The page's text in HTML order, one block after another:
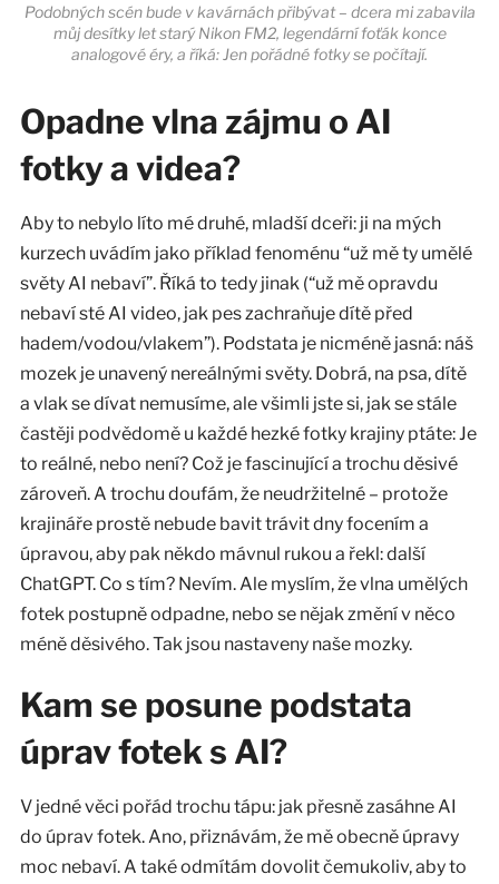
Podobných scén bude v kavárnách přibývat – dcera mi zabavila
můj desítky let starý Nikon FM2, legendární foťák konce
analogové éry, a říká: Jen pořádné fotky se počítají.
Opadne vlna zájmu o AI
fotky a videa?
Aby to nebylo líto mé druhé, mladší dceři: ji na mých
kurzech uvádím jako příklad fenoménu “už mě ty umělé
světy AI nebaví”. Říká to tedy jinak (“už mě opravdu
nebaví sté AI video, jak pes zachraňuje dítě před
hadem/vodou/vlakem”). Podstata je nicméně jasná: náš
mozek je unavený nereálnými světy. Dobrá, na psa, dítě
a vlak se dívat nemusíme, ale všimli jste si, jak se stále
častěji podvědomě u každé hezké fotky krajiny ptáte: Je
to reálné, nebo není? Což je fascinující a trochu děsivé
zároveň. A trochu doufám, že neudržitelné – protože
krajináře prostě nebude bavit trávit dny focením a
úpravou, aby pak někdo mávnul rukou a řekl: další
ChatGPT. Co s tím? Nevím. Ale myslím, že vlna umělých
fotek postupně odpadne, nebo se nějak změní v něco
méně děsivého. Tak jsou nastaveny naše mozky.
Kam se posune podstata
úprav fotek s AI?
V jedné věci pořád trochu tápu: jak přesně zasáhne AI
do úprav fotek. Ano, přiznávám, že mě obecně úpravy
moc nebaví. A také odmítám dovolit čemukoliv, aby to